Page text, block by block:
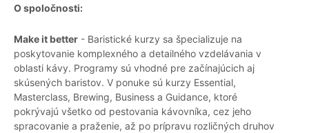
O spoločnosti:
Make it better - Baristické kurzy sa špecializuje na
poskytovanie komplexného a detailného vzdelávania v
oblasti kávy. Programy sú vhodné pre začínajúcich aj
skúsených baristov. V ponuke sú kurzy Essential,
Masterclass, Brewing, Business a Guidance, ktoré
pokrývajú všetko od pestovania kávovníka, cez jeho
spracovanie a praženie, až po prípravu rozličných druhov